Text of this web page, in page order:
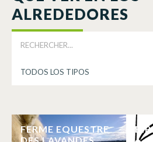
ALREDEDORES
FERME EQUESTRE